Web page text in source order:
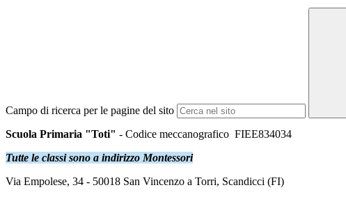
Campo di ricerca per le pagine del sito
Scuola Primaria "Toti" - Codice meccanografico FIEE834034
Tutte le classi sono a indirizzo Montessori
Via Empolese, 34 - 50018 San Vincenzo a Torri, Scandicci (FI)